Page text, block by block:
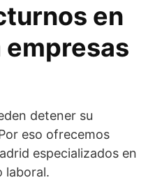
en
detener su
eso ofrecemos
especializados en
laboral.